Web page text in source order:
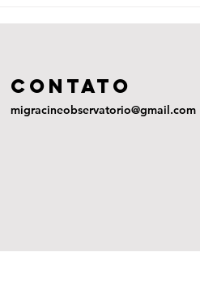
Neighbor (2015)
COntato
migracineobservatorio@gmail.com